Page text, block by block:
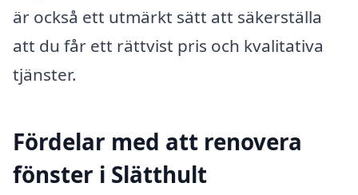
är också ett utmärkt sätt att säkerställa
att du får ett rättvist pris och kvalitativa
tjänster.
Fördelar med att renovera
fönster i Slätthult